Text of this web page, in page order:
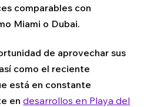
comparables con
Miami o Dubai.
de aprovechar sus
como el reciente
está en constante
en desarrollos en Playa del